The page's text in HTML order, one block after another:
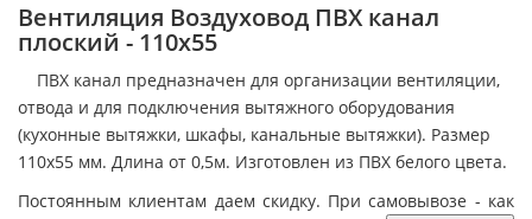
Вентиляция Воздуховод ПВХ канал
плоский - 110х55
ПВХ канал предназначен для организации вентиляции,
отвода и для подключения вытяжного оборудования
(кухонные вытяжки, шкафы, канальные вытяжки). Размер
110х55 мм. Длина от 0,5м. Изготовлен из ПВХ белого цвета.
Постоянным клиентам даем скидку. При самовывозе - как